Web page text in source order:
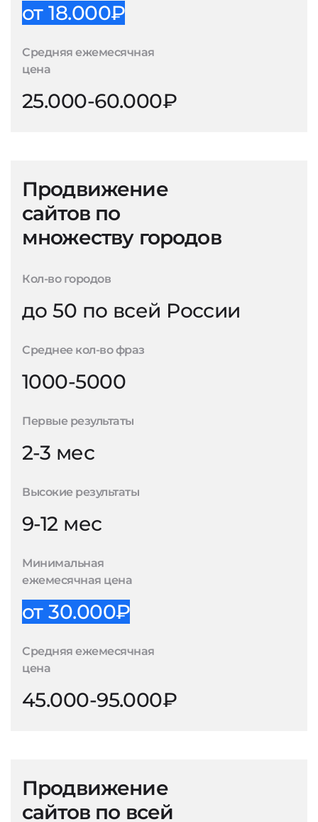
от 18.000₽
Средняя ежемесячная
цена
25.000-60.000₽
Продвижение
сайтов по
множеству городов
Кол-во городов
до 50 по всей России
Среднее кол-во фраз
1000-5000
Первые результаты
2-3 мес
Высокие результаты
9-12 мес
Минимальная
ежемесячная цена
от 30.000₽
Средняя ежемесячная
цена
45.000-95.000₽
Продвижение
сайтов по всей